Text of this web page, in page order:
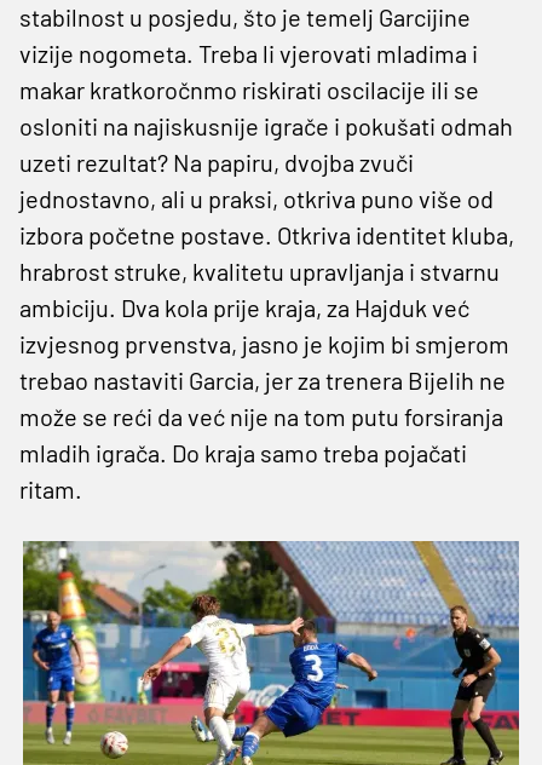
stabilnost u posjedu, što je temelj Garcijine
vizije nogometa. Treba li vjerovati mladima i
makar kratkoročnmo riskirati oscilacije ili se
osloniti na najiskusnije igrače i pokušati odmah
uzeti rezultat? Na papiru, dvojba zvuči
jednostavno, ali u praksi, otkriva puno više od
izbora početne postave. Otkriva identitet kluba,
hrabrost struke, kvalitetu upravljanja i stvarnu
ambiciju. Dva kola prije kraja, za Hajduk već
izvjesnog prvenstva, jasno je kojim bi smjerom
trebao nastaviti Garcia, jer za trenera Bijelih ne
može se reći da već nije na tom putu forsiranja
mladih igrača. Do kraja samo treba pojačati
ritam.